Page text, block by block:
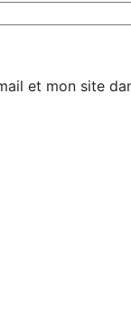
et mon site